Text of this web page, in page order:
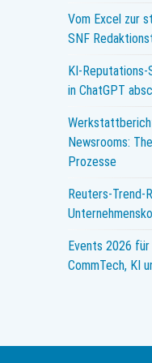
Vom Excel zur
SNF
KI-Reputations-
in ChatGPT
Newsrooms:
Prozesse
Reuters-Trend-
Events 2026
CommTech, KI